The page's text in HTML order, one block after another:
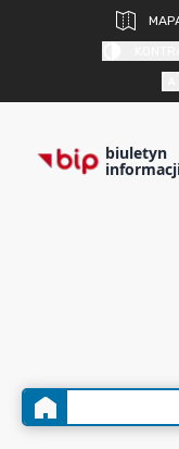
biuletyn